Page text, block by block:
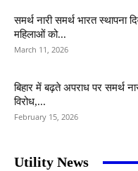
समर्थ नारी समर्थ भारत स्थापना
महिलाओं को...
March 11, 2026
बिहार में बढ़ते अपराध पर समर्थ
विरोध,...
February 15, 2026
Utility News